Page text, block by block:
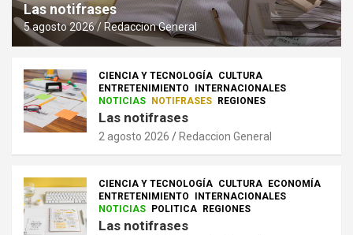
Las notifrases
5 agosto 2026 Redaccion General
CIENCIA Y TECNOLOGÍA CULTURA
ENTRETENIMIENTO
INTERNACIONALES
NOTICIAS
NOTIFRASES REGIONES
Las notifrases
2 agosto 2026 Redaccion General
CIENCIA Y TECNOLOGÍA CULTURA
ECONOMÍA
ENTRETENIMIENTO
INTERNACIONALES
NOTICIAS
POLITICA REGIONES
Las notifrases